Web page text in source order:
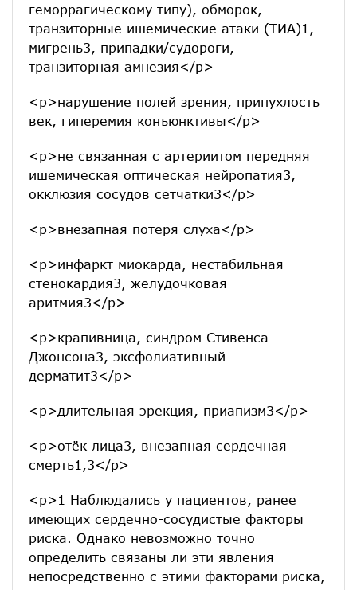
геморрагическому типу), обморок,
транзиторные ишемические атаки (ТИА)1,
мигрень3, припадки/судороги,
транзиторная амнезия</p>
<p>нарушение полей зрения, припухлость
век, гиперемия конъюнктивы</p>
<p>не связанная с артериитом передняя
ишемическая оптическая нейропатия3,
окклюзия сосудов сетчатки3</p>
<p>внезапная потеря слуха</p>
<p>инфаркт миокарда, нестабильная
стенокардия3, желудочковая
аритмия3</p>
<p>крапивница, синдром Стивенса-
Джонсона3, эксфолиативный
дерматит3</p>
<p>длительная эрекция, приапизм3</p>
<p>отёк лица3, внезапная сердечная
смерть1,3</p>
<p>1 Наблюдались у пациентов, ранее
имеющих сердечно-сосудистые факторы
риска. Однако невозможно точно
определить связаны ли эти явления
непосредственно с этими факторами риска,